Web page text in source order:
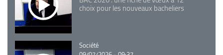
choix pour les nouveaux bacheliers
Catégorie
Société